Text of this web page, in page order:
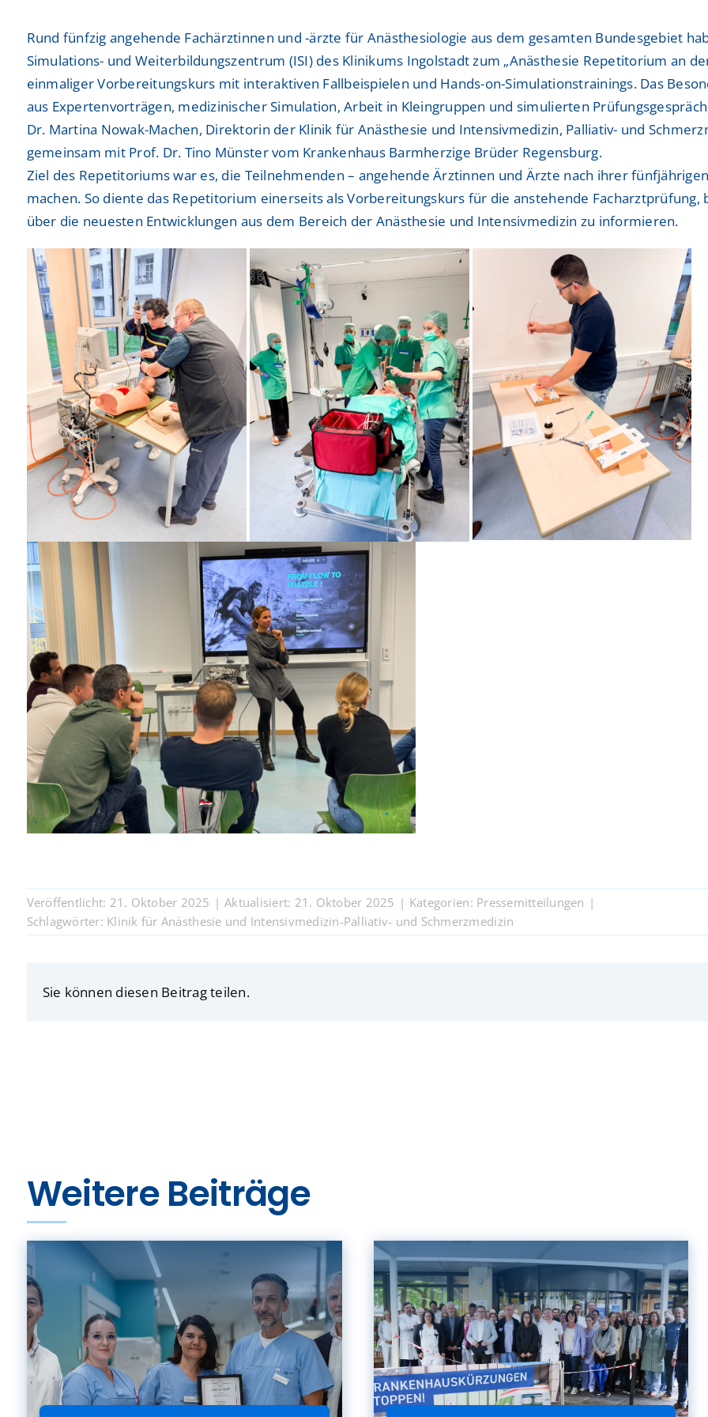
Neurologie
Nuklearmedizin
Orthopädie und Unfallchirurgie
Physikalische und Rehabilitative Medizin
Pneumologie, Beatmungsmedizin, Thorakale Onkologie & Immonologie
Radiologie und Neuroradiologie
Strahlentherapie und radiologische Onkologie
Urologie
Sportmedizinisches
Studienzentrum
TraumaZentrum
Viszeralonkologisches
Freiwilligendienste
Neurologie
Nuklearmedizin
Orthopädie und Unfallchirurgie
Physikalische und Rehabilitative Medizin
Pneumologie, Beatmungsmedizin, Thorakale Onkologie & Immonologie
Radiologie und Neuroradiologie
Strahlentherapie und radiologische Onkologie
Urologie
Sportmedizinisches
Studienzentrum
TraumaZentrum
Viszeralonkologisches
Freiwilligendienste
Rund fünfzig angehende Fachärztinnen und -ärzte für Anästhesiologie aus dem gesamten Bundesgebiet
Simulations- und Weiterbildungszentrum (ISI) des Klinikums Ingolstadt zum „Anästhesie Repetitorium an
einmaliger Vorbereitungskurs mit interaktiven Fallbeispielen und Hands-on-Simulationstrainings. Das
aus Expertenvorträgen, medizinischer Simulation, Arbeit in Kleingruppen und simulierten
Dr. Martina Nowak-Machen, Direktorin der Klinik für Anästhesie und Intensivmedizin, Palliativ- und
gemeinsam mit Prof. Dr. Tino Münster vom Krankenhaus Barmherzige Brüder Regensburg.
Ziel des Repetitoriums war es, die Teilnehmenden – angehende Ärztinnen und Ärzte nach ihrer
machen. So diente das Repetitorium einerseits als Vorbereitungskurs für die anstehende
über die neuesten Entwicklungen aus dem Bereich der Anästhesie und Intensivmedizin zu informieren.
Veröffentlicht: 21. Oktober 2025 | Aktualisiert: 21. Oktober 2025 | Kategorien: Pressemitteilungen |
Schlagwörter: Klinik für Anästhesie und Intensivmedizin-Palliativ- und Schmerzmedizin
Sie können diesen Beitrag teilen.
Weitere Beiträge